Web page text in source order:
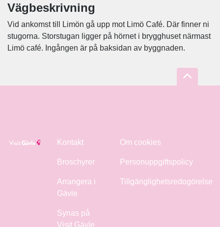
Vägbeskrivning
Vid ankomst till Limön gå upp mot Limö Café. Där finner ni
stugorna. Storstugan ligger på hörnet i brygghuset närmast
Limö café. Ingången är på baksidan av byggnaden.
Kontakt
Broschyrer
Arrangera i
Gävle
Synas på
Visit Gävle
Om cookies
Personuppgiftspolicy
Tillgänglighetsredogörelse